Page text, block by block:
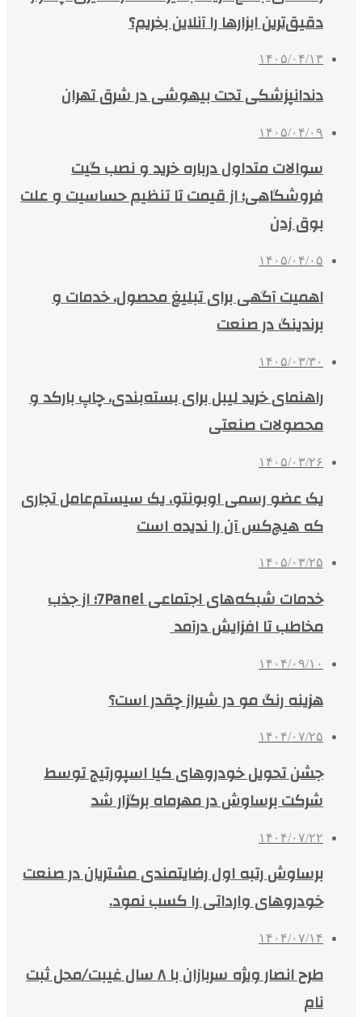
دقیق‌ترین ابزارها را آنلاین بخریم؟
۱۴۰۵/۰۴/۱۳
دندانپزشکی تحت بیهوشی در شرق تهران
۱۴۰۵/۰۴/۰۹
سوالات متداول درباره خرید و نصب گیت
فروشگاهی؛ از قیمت تا تنظیم حساسیت و علت
بوق زدن
۱۴۰۵/۰۴/۰۵
اهمیت آگهی برای تبلیغ محصول، خدمات و
برندینگ در صنعت
۱۴۰۵/۰۳/۳۰
راهنمای خرید لیبل برای بسته‌بندی، چاپ بارکد و
محصولات صنعتی
۱۴۰۵/۰۳/۲۶
یک عضو رسمی اوبونتو، یک سیستم‌عامل تجاری
که هیچ‌کس آن را ندیده است
۱۴۰۵/۰۳/۲۵
خدمات شبکه‌های اجتماعی 7Panel؛ از جذب
مخاطب تا افزایش درآمد
۱۴۰۴/۰۹/۱۰
هزینه رنگ مو در شیراز چقدر است؟
۱۴۰۴/۰۷/۲۵
جشن تحویل خودروهای کیا اسپورتیج توسط
شرکت برساوش در مهرماه برگزار شد
۱۴۰۴/۰۷/۲۲
برساوش رتبه اول رضایتمندی مشتریان در صنعت
خودروهای وارداتی را کسب نمود.
۱۴۰۴/۰۷/۱۴
طرح انصار ویژه سربازان با ۸ سال غیبت/محل ثبت
نام